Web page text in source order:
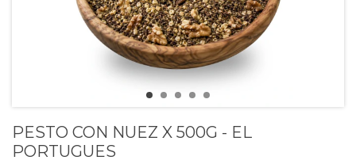
PESTO CON NUEZ X 500G - EL
PORTUGUES